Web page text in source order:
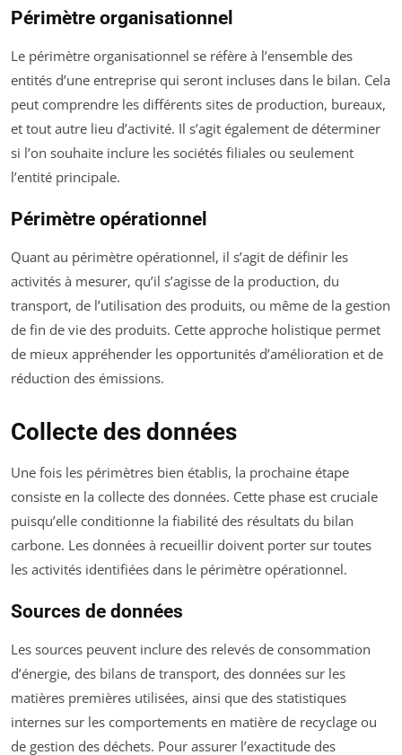
Périmètre organisationnel
Le périmètre organisationnel se réfère à l’ensemble des
entités d’une entreprise qui seront incluses dans le bilan. Cela
peut comprendre les différents sites de production, bureaux,
et tout autre lieu d’activité. Il s’agit également de déterminer
si l’on souhaite inclure les sociétés filiales ou seulement
l’entité principale.
Périmètre opérationnel
Quant au périmètre opérationnel, il s’agit de définir les
activités à mesurer, qu’il s’agisse de la production, du
transport, de l’utilisation des produits, ou même de la gestion
de fin de vie des produits. Cette approche holistique permet
de mieux appréhender les opportunités d’amélioration et de
réduction des émissions.
Collecte des données
Une fois les périmètres bien établis, la prochaine étape
consiste en la collecte des données. Cette phase est cruciale
puisqu’elle conditionne la fiabilité des résultats du bilan
carbone. Les données à recueillir doivent porter sur toutes
les activités identifiées dans le périmètre opérationnel.
Sources de données
Les sources peuvent inclure des relevés de consommation
d’énergie, des bilans de transport, des données sur les
matières premières utilisées, ainsi que des statistiques
internes sur les comportements en matière de recyclage ou
de gestion des déchets. Pour assurer l’exactitude des